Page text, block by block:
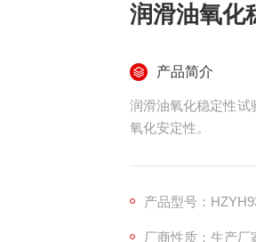
润滑油氧化
产品简介
润滑油氧化稳定性试
氧化安定性。
产品型号：
厂商性质：生产厂